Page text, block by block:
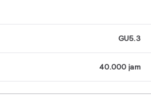
GU5.3
40.000 jam